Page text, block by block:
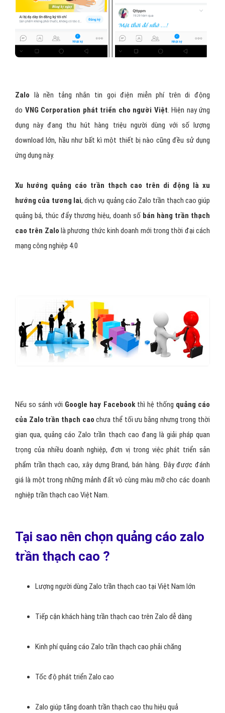
Zalo là nền tảng nhắn tin gọi điện miễn phí trên di động
do VNG Corporation phát triển cho người Việt. Hiện nay ứng
dụng này đang thu hút hàng triệu người dùng với số lượng
download lớn, hầu như bất kì một thiết bị nào cũng đều sử dụng
ứng dụng này.
Xu hướng quảng cáo trần thạch cao trên di động là xu
hướng của tương lai, dịch vụ quảng cáo Zalo trần thạch cao giúp
quảng bá, thúc đẩy thương hiệu, doanh số bán hàng trần thạch
cao trên Zalo là phương thức kinh doanh mới trong thời đại cách
mạng công nghiệp 4.0
Nếu so sánh với Google hay Facebookthì hệ thống quảng cáo
của Zalo trần thạch caochưa thể tối ưu bằng nhưng trong thời
gian qua, quảng cáo Zalo trần thạch cao đang là giải pháp quan
trọng của nhiều doanh nghiệp, đơn vị trong việc phát triển sản
phẩm trần thạch cao, xây dựng Brand, bán hàng. Đây được đánh
giá là một trong những mảnh đất vô cùng màu mỡ cho các doanh
nghiệp trần thạch cao Việt Nam.
Tại sao nên chọn quảng cáo zalo
trần thạch cao ?
Lượng người dùng Zalo trần thạch cao tại Việt Nam lớn
Tiếp cận khách hàng trần thạch cao trên Zalo dễ dàng
Kinh phí quảng cáo Zalo trần thạch cao phải chăng
Tốc độ phát triển Zalo cao
Zalo giúp tăng doanh trần thạch cao thu hiệu quả